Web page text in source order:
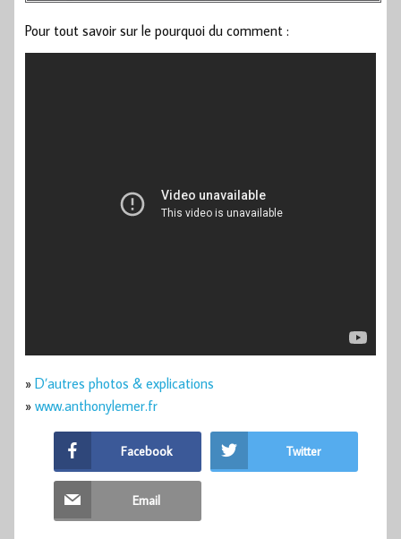
Pour tout savoir sur le pourquoi du comment :
» D’autres photos & explications
» www.anthonylemer.fr
Facebook Twitter
Email